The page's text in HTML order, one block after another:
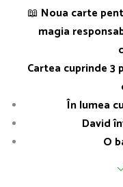
📖 Noua carte
magia
Cartea cuprinde 3
În lumea
David
O